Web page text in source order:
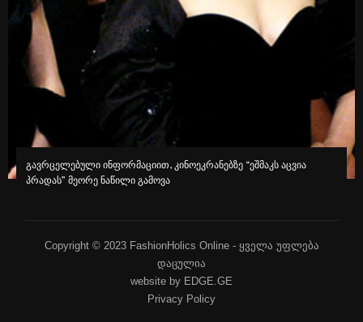
გავრცელებული ინფორმაციით, კინოეკრანებზე “ეშმაკს აცვია
პრადას” მეორე ნაწილი გამოვა
Copyright © 2023 FashionHolics Online - ყველა უფლება
დაცულია
website by EDGE.GE
Privacy Policy